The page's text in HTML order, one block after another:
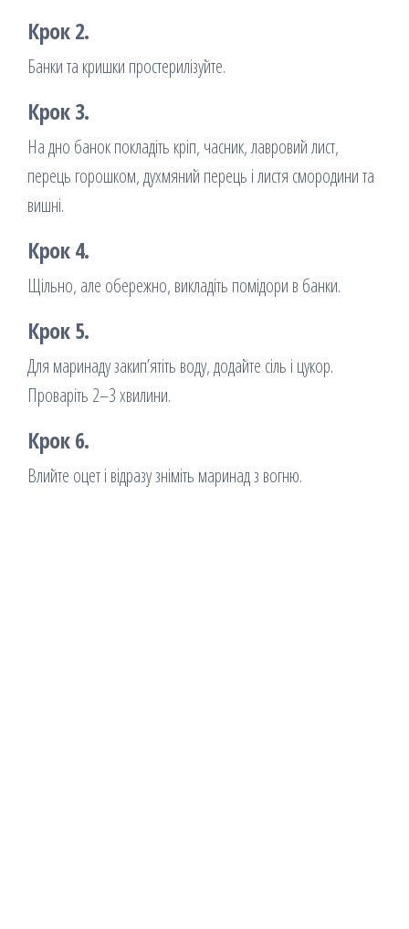
Крок 2.
Банки та кришки простерилізуйте.
Крок 3.
На дно банок покладіть кріп, часник, лавровий лист,
перець горошком, духмяний перець і листя смородини та
вишні.
Крок 4.
Щільно, але обережно, викладіть помідори в банки.
Крок 5.
Для маринаду закип’ятіть воду, додайте сіль і цукор.
Проваріть 2–3 хвилини.
Крок 6.
Влийте оцет і відразу зніміть маринад з вогню.